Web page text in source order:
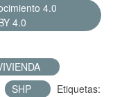
4.0
4.0
SHP
Etiquetas: